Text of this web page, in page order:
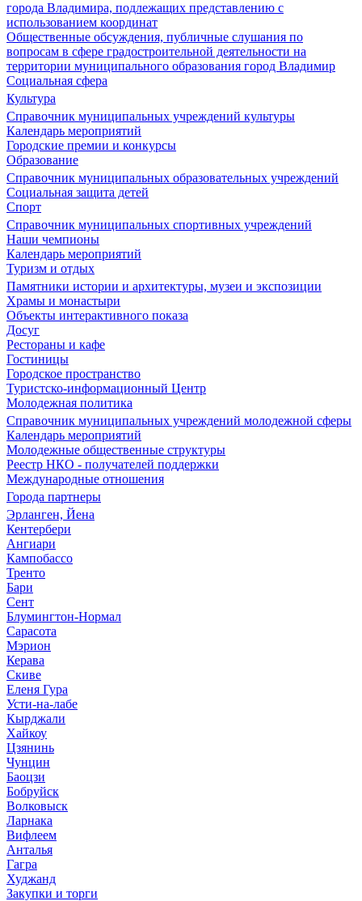
города Владимира, подлежащих представлению с
использованием координат
Общественные обсуждения, публичные слушания по
вопросам в сфере градостроительной деятельности на
территории муниципального образования город Владимир
Социальная сфера
Культура
Справочник муниципальных учреждений культуры
Календарь мероприятий
Городские премии и конкурсы
Образование
Справочник муниципальных образовательных учреждений
Социальная защита детей
Спорт
Справочник муниципальных спортивных учреждений
Наши чемпионы
Календарь мероприятий
Туризм и отдых
Памятники истории и архитектуры, музеи и экспозиции
Храмы и монастыри
Объекты интерактивного показа
Досуг
Рестораны и кафе
Гостиницы
Городское пространство
Туристско-информационный Центр
Молодежная политика
Справочник муниципальных учреждений молодежной сферы
Календарь мероприятий
Молодежные общественные структуры
Реестр НКО - получателей поддержки
Международные отношения
Города партнеры
Эрланген, Йена
Кентербери
Ангиари
Кампобассо
Тренто
Бари
Сент
Блумингтон-Нормал
Сарасота
Мэрион
Керава
Скиве
Еленя Гура
Усти-на-лабе
Кырджали
Хайкоу
Цзянинь
Чунцин
Баоцзи
Бобруйск
Волковыск
Ларнака
Вифлеем
Анталья
Гагра
Худжанд
Закупки и торги